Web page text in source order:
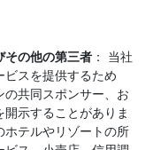
その他の第三者 ： 当社
ビスを提供するため
共同スポンサー、お
示することがありま
ホテルやリゾートの所